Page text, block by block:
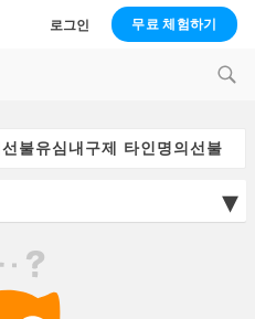
로그인 무료 체험하기